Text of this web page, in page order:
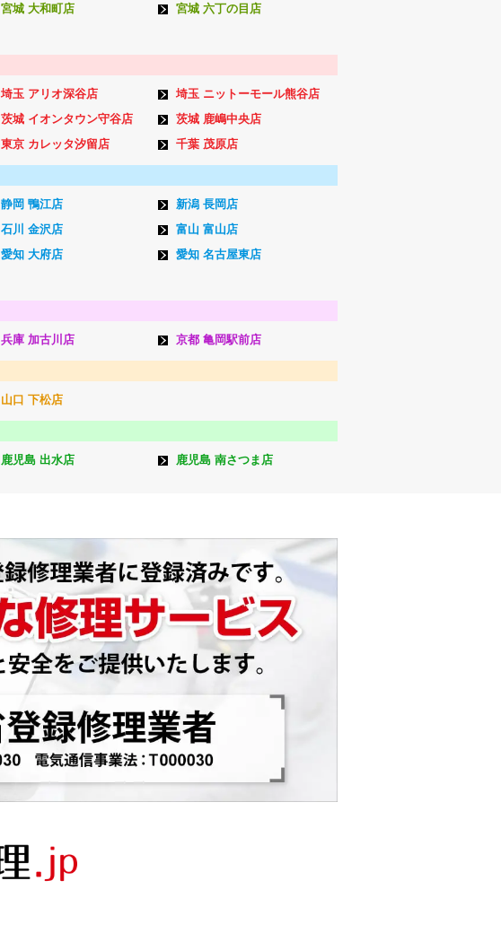
宮城 大和町店
宮城 六丁の目店
埼玉 アリオ深谷店
埼玉 ニットーモール熊谷店
茨城 イオンタウン守谷店
茨城 鹿嶋中央店
東京 カレッタ汐留店 千葉 茂原店
静岡 鴨江店
新潟 長岡店
石川 金沢店
富山 富山店
愛知 大府店
愛知 名古屋東店
兵庫 加古川店 京都 亀岡駅前店
山口 下松店
鹿児島 出水店 鹿児島 南さつま店